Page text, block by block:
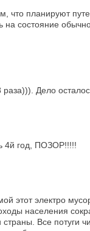
планируют
состояние
Дело
4й год, ПОЗОР!!!!!
электро
населения
Все потуги